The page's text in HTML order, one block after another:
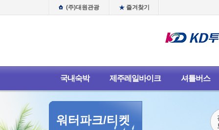
(주)대원관광 즐겨찾기
국내숙박 제주레일바이크 셔틀버스
워터파크/티켓